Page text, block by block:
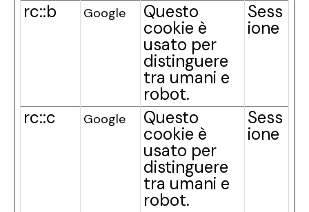
rc::b Google Questo
cookie è
usato per
distinguere
tra umani e
robot.
Sess
ione
rc::c Google Questo
cookie è
usato per
distinguere
tra umani e
robot.
Sess
ione